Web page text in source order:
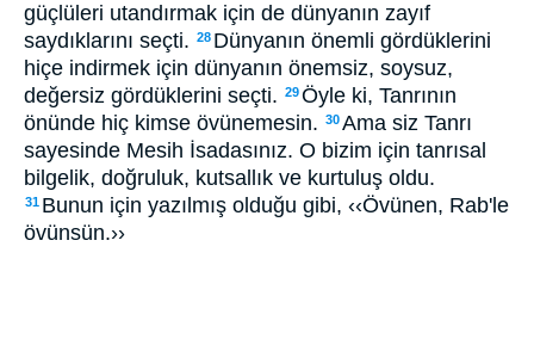
güçlüleri utandırmak için de dünyanın zayıf
saydıklarını seçti. 28 Dünyanın önemli gördüklerini
hiçe indirmek için dünyanın önemsiz, soysuz,
değersiz gördüklerini seçti. 29Öyle ki, Tanrının
önünde hiç kimse övünemesin. 30Ama siz Tanrı
sayesinde Mesih İsadasınız. O bizim için tanrısal
bilgelik, doğruluk, kutsallık ve kurtuluş oldu.
31 Bunun için yazılmış olduğu gibi, ‹‹Övünen, Rab'le
övünsün.››